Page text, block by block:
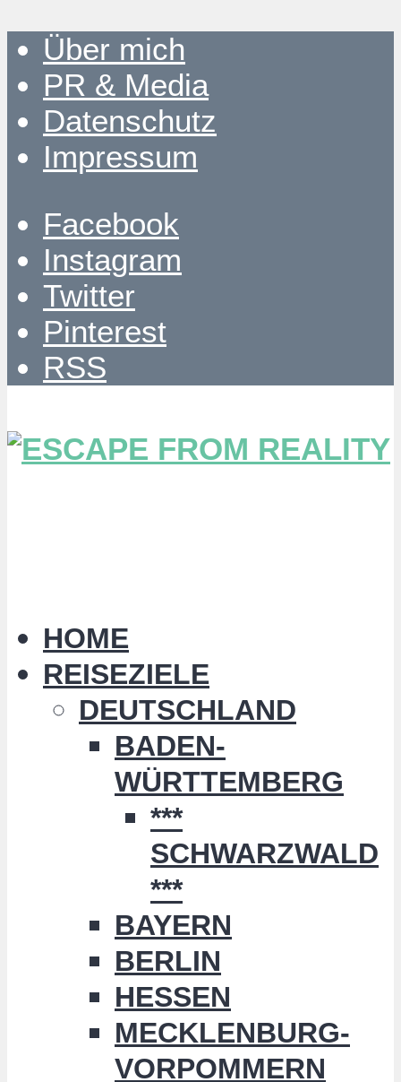
Über mich
PR & Media
Datenschutz
Impressum
Facebook
Instagram
Twitter
Pinterest
RSS
HOME
REISEZIELE
DEUTSCHLAND
BADEN-
WÜRTTEMBERG
***
SCHWARZWALD
***
BAYERN
BERLIN
HESSEN
MECKLENBURG-
VORPOMMERN